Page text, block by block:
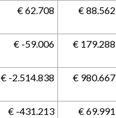
€ 62.708 € 88.562
€ -59.006 € 179.288
€ -2.514.838 € 980.667
€ -431.213 € 69.991